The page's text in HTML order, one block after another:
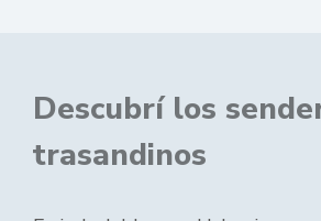
Descubrí los
trasandinos